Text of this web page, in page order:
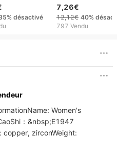
rétro,
haut
style
désactivé
Snake Dangle
7,26€
12,12€ 40%
797 Vendu
Women's
：&nbsp;E1947
copper, zirconWeight: